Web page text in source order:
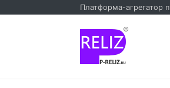
Платформа-агрегатор
©